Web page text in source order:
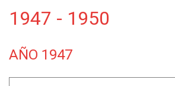
1947 - 1950
AÑO 1947